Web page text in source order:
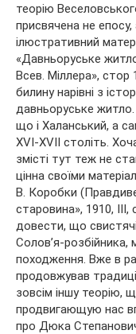
теорію
присвячена не
ілюстративний
«Давньоруське
Всев. Міллера»,
билину нарівні з
давньоруське
що і Халанський, а
XVI-XVII століть.
змісті тут теж не
цінна своїми
В. Коробки
старовина», 1910, III,
довести, що
Солов’я-розбійника,
походження. Вже в
продовжував
зовсім іншу теорію,
продвигающую нас
про Дюка